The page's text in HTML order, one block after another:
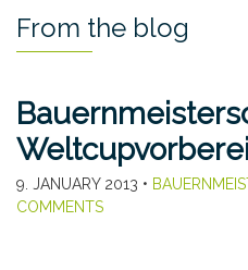
From the blog
9. JANUARY 2013 •
COMMENTS